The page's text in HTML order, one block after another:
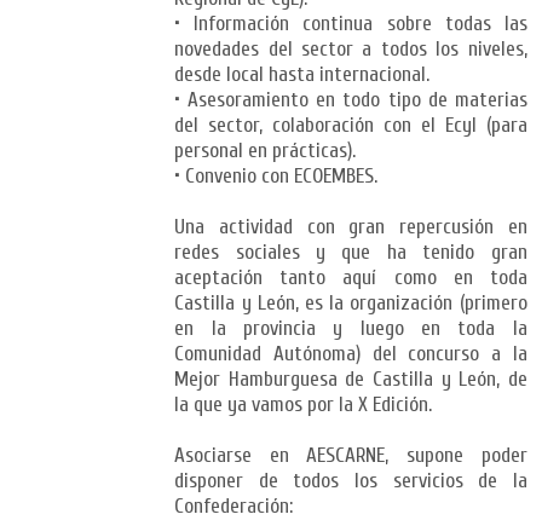
• Información continua sobre todas las
novedades del sector a todos los niveles,
desde local hasta internacional.
• Asesoramiento en todo tipo de materias
del sector, colaboración con el Ecyl (para
personal en prácticas).
• Convenio con ECOEMBES.
Una actividad con gran repercusión en
redes sociales y que ha tenido gran
aceptación tanto aquí como en toda
Castilla y León, es la organización (primero
en la provincia y luego en toda la
Comunidad Autónoma) del concurso a la
Mejor Hamburguesa de Castilla y León, de
la que ya vamos por la X Edición.
Asociarse en AESCARNE, supone poder
disponer de todos los servicios de la
Confederación: